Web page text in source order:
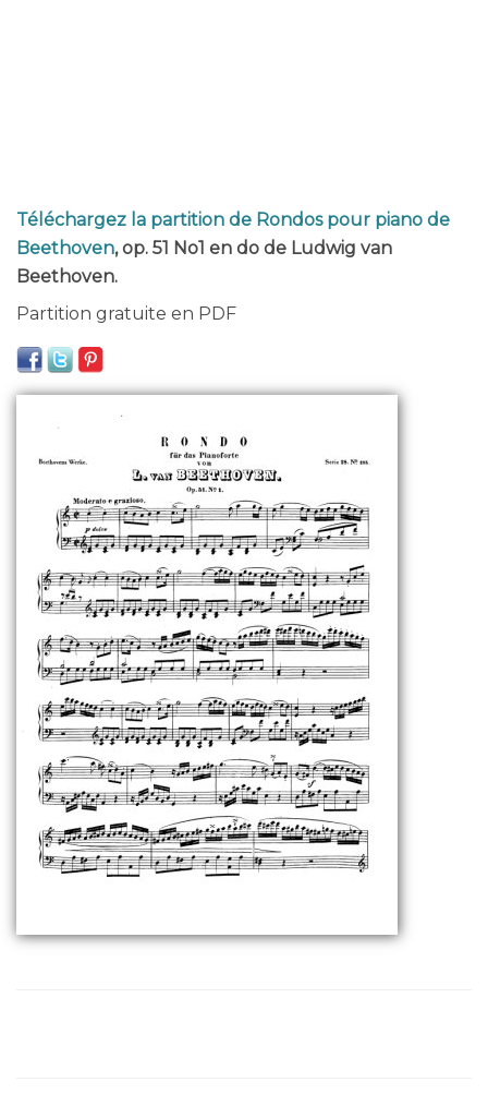
Téléchargez la partition de Rondos pour piano de
Beethoven, op. 51 No1 en do de Ludwig van
Beethoven.
Partition gratuite en PDF